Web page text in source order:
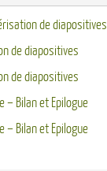
de diapositives
de diapositives
de diapositives
– Bilan et Epilogue
– Bilan et Epilogue